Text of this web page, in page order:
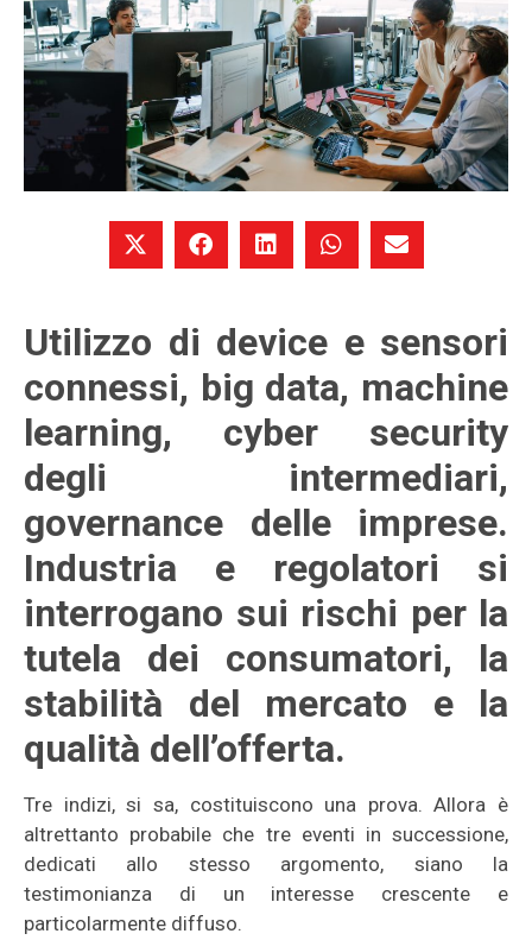
Utilizzo di device e sensori
connessi, big data, machine
learning, cyber security
degli intermediari,
governance delle imprese.
Industria e regolatori si
interrogano sui rischi per la
tutela dei consumatori, la
stabilità del mercato e la
qualità dell’offerta.
Tre indizi, si sa, costituiscono una prova. Allora è
altrettanto probabile che tre eventi in successione,
dedicati allo stesso argomento, siano la
testimonianza di un interesse crescente e
particolarmente diffuso.